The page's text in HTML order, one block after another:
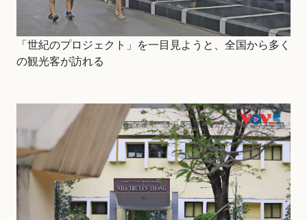
「世紀のプロジェクト」を一目見ようと、全国から多く
の観光客が訪れる